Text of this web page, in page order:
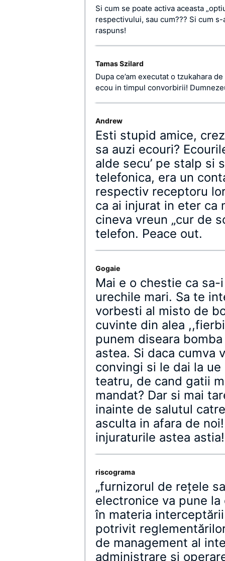
Si cum se poate activa aceasta
respectivului, sau cum??? Si cum
raspuns!
Tamas Szilard
Dupa ce’am executat o tzukahara
ecou in timpul convorbirii!
Andrew
Esti stupid amice,
sa auzi ecouri?
alde secu’ pe stalp si
telefonica, era un
respectiv receptoru
ca ai injurat in eter ca
cineva vreun „cur de
telefon. Peace out.
Gogaie
Mai e o chestie ca
urechile mari. Sa te
vorbesti al misto de
cuvinte din alea
punem diseara
astea. Si daca cumva
convingi si le dai la
teatru, de cand gatii
mandat? Dar si mai
inainte de salutul
asculta in afara de
injuraturile astea astia!
riscograma
„furnizorul de reţele
electronice va pune
în materia
potrivit
de management al
administrare şi